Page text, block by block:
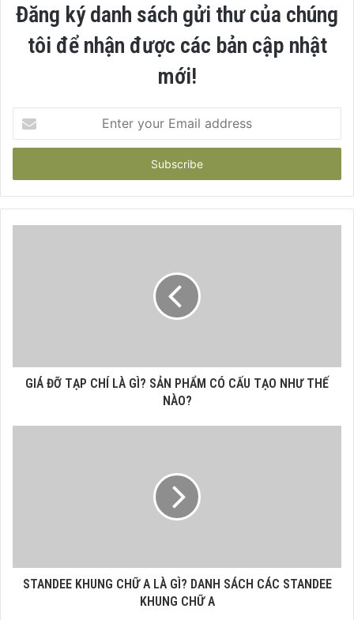
Đăng ký danh sách gửi thư của chúng
tôi để nhận được các bản cập nhật
mới!
your
Email
GIÁ ĐỠ TẠP CHÍ LÀ GÌ? SẢN PHẨM CÓ CẤU TẠO NHƯ THẾ
NÀO?
STANDEE KHUNG CHỮ A LÀ GÌ? DANH SÁCH CÁC STANDEE
KHUNG CHỮ A